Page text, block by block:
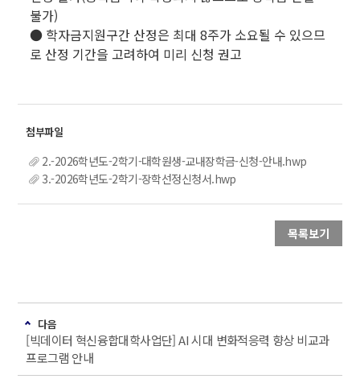
불가)
● 학자금지원구간 산정은 최대 8주가 소요될 수 있으므
로 산정 기간을 고려하여 미리 신청 권고
2.-2026학년도-2학기-대학원생-교내장학금-신청-안내.hwp
3.-2026학년도-2학기-장학선정신청서.hwp
목록보기
다음
[빅데이터 혁신융합대학사업단] AI 시대 변화적응력 향상 비교과
프로그램 안내